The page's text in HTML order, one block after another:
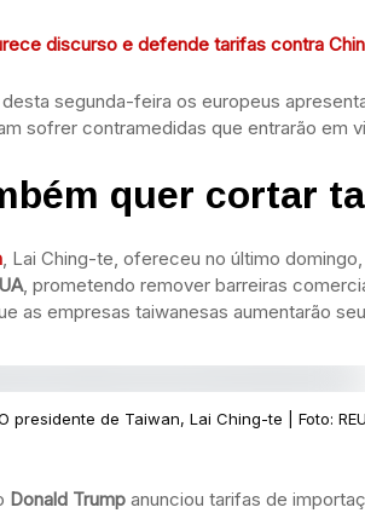
discurso e defende tarifas contra
segunda-feira os europeus
sofrer contramedidas que entrarão em
quer cortar
, Lai Ching-te, ofereceu no último
, prometendo remover barreiras
as empresas taiwanesas aumentarão
presidente de Taiwan, Lai Ching-te | Foto:
Donald Trump anunciou tarifas de